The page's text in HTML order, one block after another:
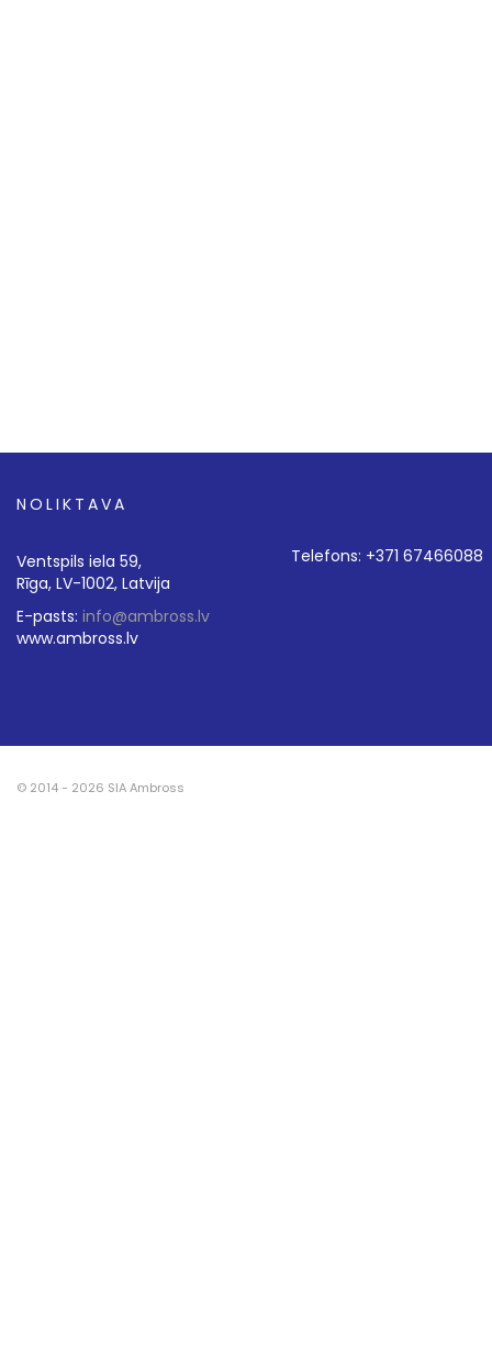
NOLIKTAVA
Ventspils iela 59,
Rīga, LV-1002, Latvija
E-pasts: info@ambross.lv
www.ambross.lv
Telefons: +371 67466088
© 2014 - 2026 SIA Ambross